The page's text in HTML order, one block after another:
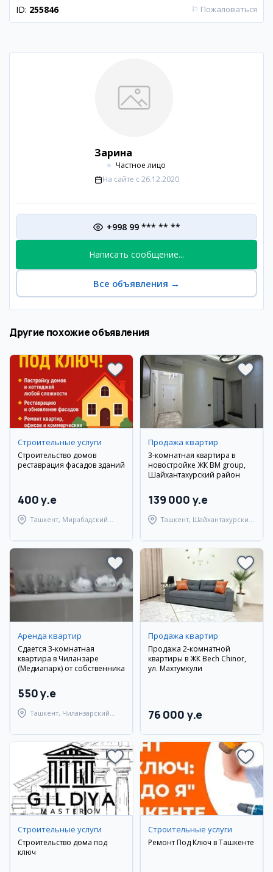
ID: 255846 ⚐ Пожаловаться
Зарина
Частное лицо
На сайте с 26.12.2020
+998 99 *** ** **
Написать сообщение...
Все объявления →
Другие похожие объявления
Cтроительные услуги
Строительство домов
реставрация фасадов зданий
400 y.e
Ташкент, Мирабадский
Продажа квартир
3-комнатная квартира в
новостройке ЖК BM group,
Шайхантахурский район
139 000 y.e
Ташкент, Шайхантахурский
Аренда квартир
Сдается 3-комнатная
квартира в Чиланзаре
(Медиапарк) от собственника
550 y.e
Ташкент, Чиланзарский
Продажа квартир
Продажа 2-комнатной
квартиры в ЖК Bech Chinor,
ул. Махтумкули
76 000 y.e
Cтроительные услуги
Строительство дома под
ключ
Cтроительные услуги
Ремонт Под Ключ в Ташкенте